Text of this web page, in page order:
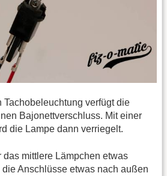
verfügt die
Bajonettverschluss. Mit einer
die Lampe dann verriegelt.
das mittlere Lämpchen etwas
die Anschlüsse etwas nach außen